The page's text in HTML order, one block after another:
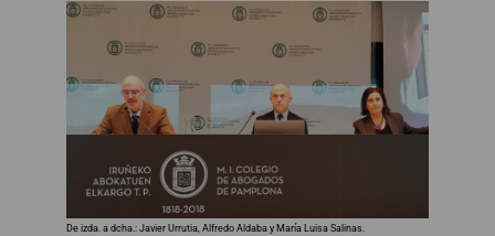
De izda. a dcha.: Javier Urrutia, Alfredo Aldaba y María Luisa Salinas.